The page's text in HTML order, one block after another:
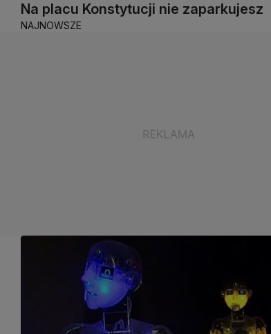
Na placu Konstytucji nie zaparkujesz
NAJNOWSZE